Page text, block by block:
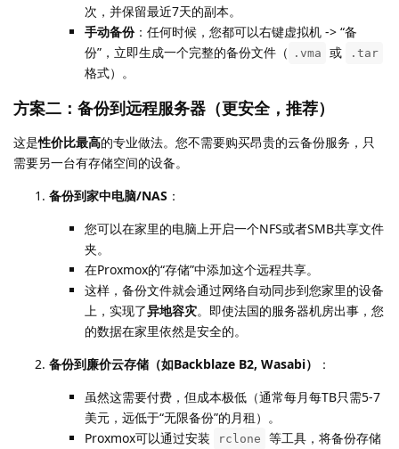
次，并保留最近7天的副本。
手动备份：任何时候，您都可以右键虚拟机 -> “备
份”，立即生成一个完整的备份文件（
.vma 或 .tar
格式）。
方案二：备份到远程服务器（更安全，推荐）
这是性价比最高的专业做法。您不需要购买昂贵的云备份服务，只
需要另一台有存储空间的设备。
备份到家中电脑/NAS ：
您可以在家里的电脑上开启一个NFS或者SMB共享文件
夹。
在Proxmox的“存储”中添加这个远程共享。
这样，备份文件就会通过网络自动同步到您家里的设备
上，实现了异地容灾。即使法国的服务器机房出事，您
的数据在家里依然是安全的。
备份到廉价云存储（如Backblaze B2, Wasabi）
：
虽然这需要付费，但成本极低（通常每月每TB只需5-7
美元，远低于“无限备份”的月租）。
Proxmox可以通过安装
rclone
等工具，将备份存储